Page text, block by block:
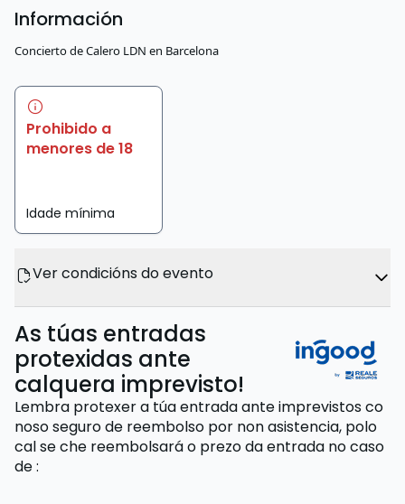
Información
Concierto de Calero LDN en Barcelona
Prohibido a
menores de 18
Idade mínima
Ver condicións do evento
As túas entradas
protexidas ante
calquera imprevisto!
Lembra protexer a túa entrada ante imprevistos co
noso seguro de reembolso por non asistencia, polo
cal se che reembolsará o prezo da entrada no caso
de: